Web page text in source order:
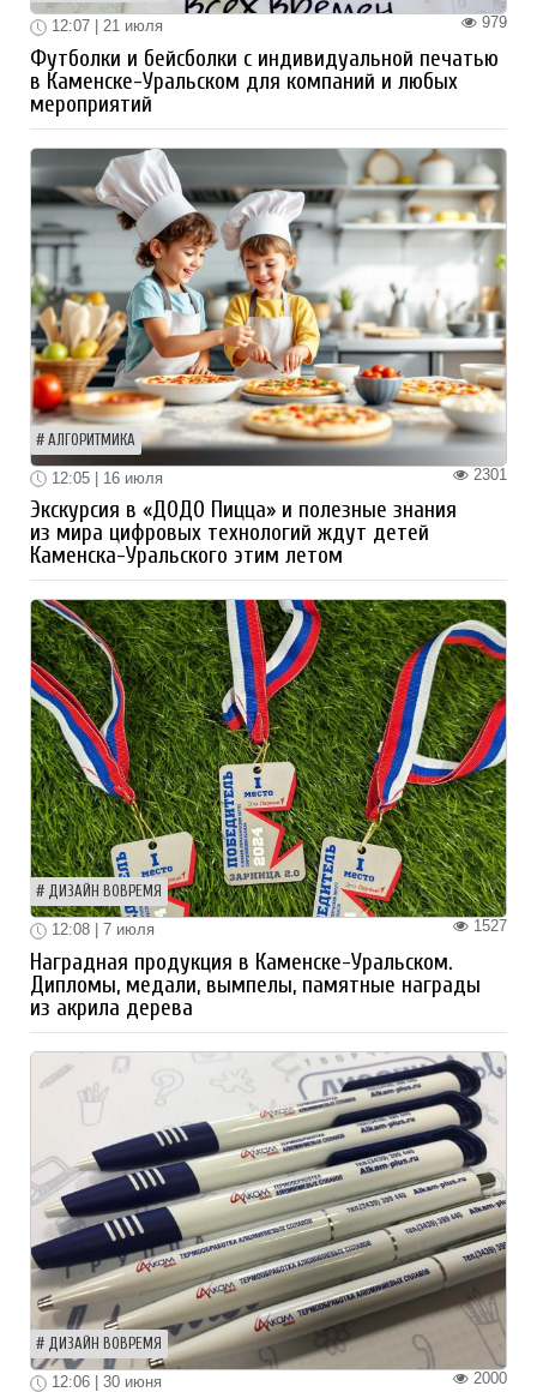
979
12:07 | 21 июля
Футболки и бейсболки с индивидуальной печатью
в Каменске-Уральском для компаний и любых
мероприятий
АЛГОРИТМИКА
2301
12:05 | 16 июля
Экскурсия в «ДОДО Пицца» и полезные знания
из мира цифровых технологий ждут детей
Каменска-Уральского этим летом
ДИЗАЙН ВОВРЕМЯ
1527
12:08 | 7 июля
Наградная продукция в Каменске-Уральском.
Дипломы, медали, вымпелы, памятные награды
из акрила дерева
ДИЗАЙН ВОВРЕМЯ
2000
12:06 | 30 июня